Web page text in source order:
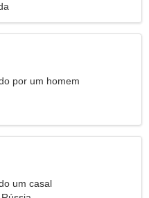
por um homem
um casal